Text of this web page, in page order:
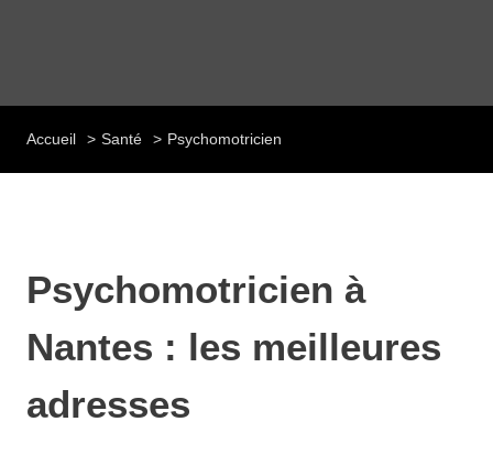
Accueil Santé Psychomotricien
Psychomotricien à
Nantes : les meilleures
adresses